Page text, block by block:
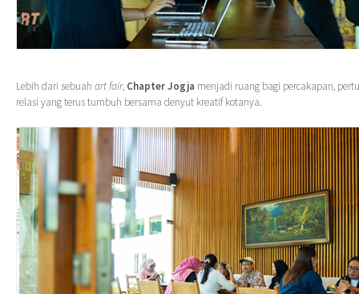
Lebih dari sebuah art fair, Chapter Jogja menjadi ruang bagi percakapan,
relasi yang terus tumbuh bersama denyut kreatif kotanya.